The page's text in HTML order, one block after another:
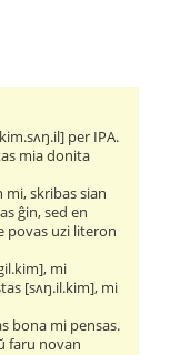
per IPA.
mia donita
skribas sian
ĝin, sed en
povas uzi literon
mi
[sʌŋ.il.kim], mi
bona mi pensas.
faru novan